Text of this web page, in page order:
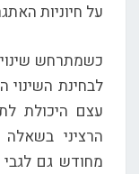
על חיוניות
כשמתרחש
לבחינת
עצם היכולת
הרציני
מחודש גם לגבי